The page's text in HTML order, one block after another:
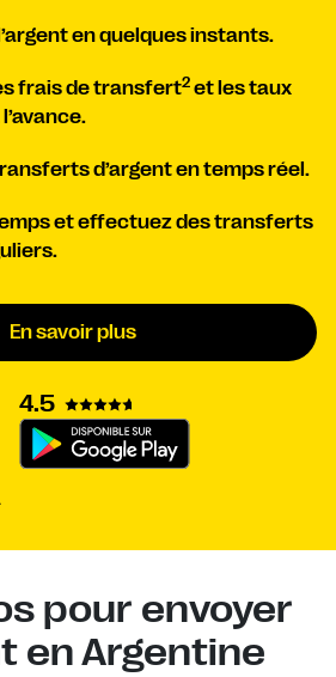
en quelques instants.
frais de transfert2 et les taux
d’argent en temps réel.
et effectuez des transferts
En savoir plus
4.5
pour envoyer
en Argentine